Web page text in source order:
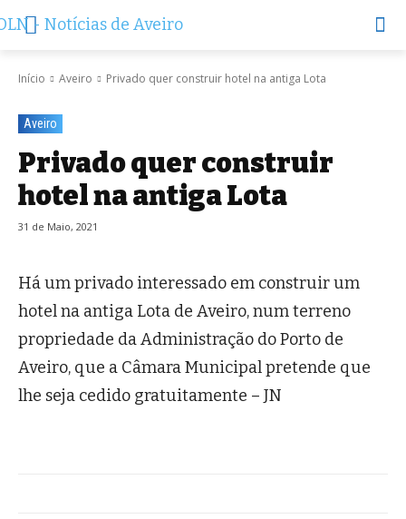
Início Aveiro Privado quer construir hotel na antiga Lota
Aveiro
Privado quer construir
hotel na antiga Lota
31 de Maio, 2021
Há um privado interessado em construir um
hotel na antiga Lota de Aveiro, num terreno
propriedade da Administração do Porto de
Aveiro, que a Câmara Municipal pretende que
lhe seja cedido gratuitamente – JN